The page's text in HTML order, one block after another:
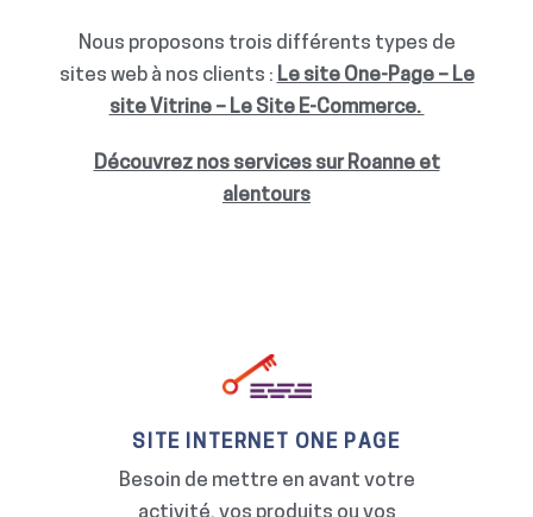
Nous proposons trois différents types de
sites web à nos clients : Le site One-Page – Le
site Vitrine – Le Site E-Commerce.
Découvrez nos services sur Roanne et
alentours
SITE INTERNET ONE PAGE
Besoin de mettre en avant votre